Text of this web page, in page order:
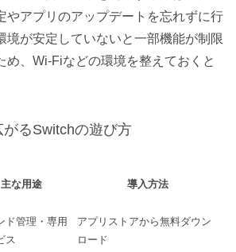
やアプリのアップデートを忘れずに行
境が安定していないと一部機能が制限
め、Wi-Fiなどの環境を整えておくと
るSwitchの遊び方
主な用途 導入方法
ド管理・専用
ス
アプリストアから無料ダウン
ロード